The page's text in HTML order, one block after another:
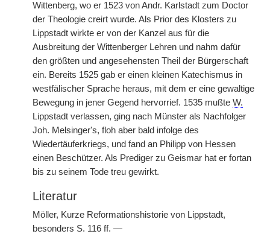
Wittenberg, wo er 1523 von Andr. Karlstadt zum Doctor
der Theologie creirt wurde. Als Prior des Klosters zu
Lippstadt wirkte er von der Kanzel aus für die
Ausbreitung der Wittenberger Lehren und nahm dafür
den größten und angesehensten Theil der Bürgerschaft
ein. Bereits 1525 gab er einen kleinen Katechismus in
westfälischer Sprache heraus, mit dem er eine gewaltige
Bewegung in jener Gegend hervorrief. 1535 mußte W.
Lippstadt verlassen, ging nach Münster als Nachfolger
Joh. Melsinger's, floh aber bald infolge des
Wiedertäuferkriegs, und fand an Philipp von Hessen
einen Beschützer. Als Prediger zu Geismar hat er fortan
bis zu seinem Tode treu gewirkt.
Literatur
Möller, Kurze Reformationshistorie von Lippstadt,
besonders S. 116 ff. —